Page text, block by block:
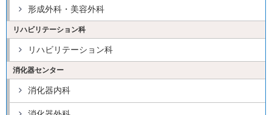
形成外科・美容外科
リハビリテーション科
リハビリテーション科
消化器センター
消化器内科